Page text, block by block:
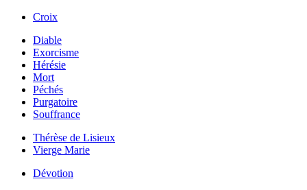
Croix
Diable
Exorcisme
Hérésie
Mort
Péchés
Purgatoire
Souffrance
Thérèse de Lisieux
Vierge Marie
Dévotion